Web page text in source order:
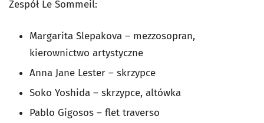
Zespół Le Sommeil:
Margarita Slepakova – mezzosopran,
kierownictwo artystyczne
Anna Jane Lester – skrzypce
Soko Yoshida – skrzypce, altówka
Pablo Gigosos – flet traverso